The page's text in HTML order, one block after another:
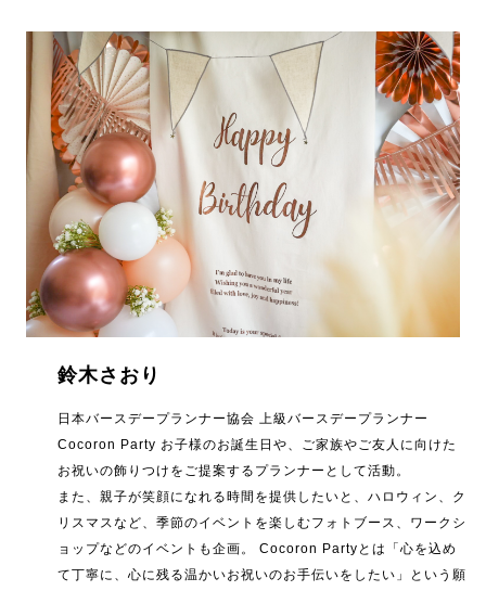
鈴木さおり
日本バースデープランナー協会 上級バースデープランナー
Cocoron Party お子様のお誕生日や、ご家族やご友人に向けた
お祝いの飾りつけをご提案するプランナーとして活動。
また、親子が笑顔になれる時間を提供したいと、ハロウィン、ク
リスマスなど、季節のイベントを楽しむフォトブース、ワークシ
ョップなどのイベントも企画。 Cocoron Partyとは「心を込め
て丁寧に、心に残る温かいお祝いのお手伝いをしたい」という願